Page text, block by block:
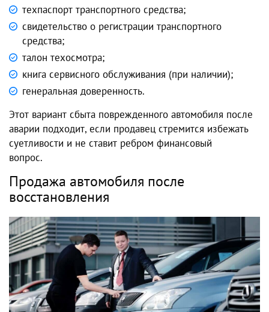
техпаспорт транспортного средства;
свидетельство о регистрации транспортного
средства;
талон техосмотра;
книга сервисного обслуживания (при наличии);
генеральная доверенность.
Этот вариант сбыта поврежденного автомобиля после
аварии подходит, если продавец стремится избежать
суетливости и не ставит ребром финансовый
вопрос.
Продажа автомобиля после
восстановления